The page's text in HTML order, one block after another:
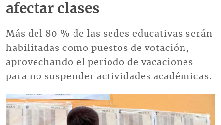
afectar clases
Más del 80 % de las sedes educativas serán
habilitadas como puestos de votación,
aprovechando el periodo de vacaciones
para no suspender actividades académicas.
Imagen